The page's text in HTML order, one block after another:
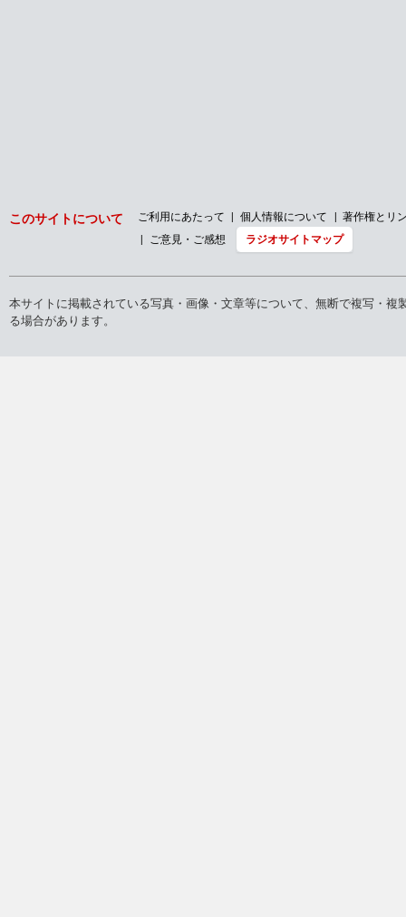
このサイトについて ご利用にあたって 個人情報について
著作権とリ
ご意見・ご感想
ラジオサイトマップ
本サイトに掲載されている写真・画像・文章等について、無断で複写・
る場合があります。